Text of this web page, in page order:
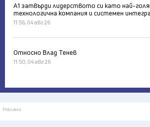
А1 затвърди лидерството си като най-
технологична компания и системен
11:56, 04 авг 26
Относно Влад Тенев
11:50, 04 авг 26
Реклама